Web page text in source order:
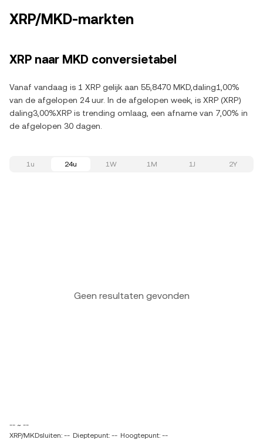
XRP/MKD-markten
XRP naar MKD conversietabel
Vanaf vandaag is 1 XRP gelijk aan 55,8470 MKD,daling1,00%
van de afgelopen 24 uur. In de afgelopen week, is XRP (XRP)
daling3,00%XRP is trending omlaag, een afname van 7,00% in
de afgelopen 30 dagen.
1u 24u 1W 1M 1J 2Y
Geen resultaten gevonden
-- ~ --
XRP/MKDsluiten: -- Dieptepunt: -- Hoogtepunt: --